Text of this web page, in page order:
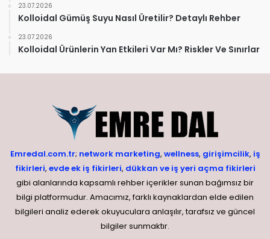
23.07.2026
Kolloidal Gümüş Suyu Nasıl Üretilir? Detaylı Rehber
23.07.2026
Kolloidal Ürünlerin Yan Etkileri Var Mı? Riskler Ve Sınırlar
Emredal.com.tr; network marketing, wellness, girişimcilik, iş
fikirleri, evde ek iş fikirleri, dükkan ve iş yeri açma fikirleri
gibi alanlarında kapsamlı rehber içerikler sunan bağımsız bir
bilgi platformudur. Amacımız, farklı kaynaklardan elde edilen
bilgileri analiz ederek okuyuculara anlaşılır, tarafsız ve güncel
bilgiler sunmaktır.